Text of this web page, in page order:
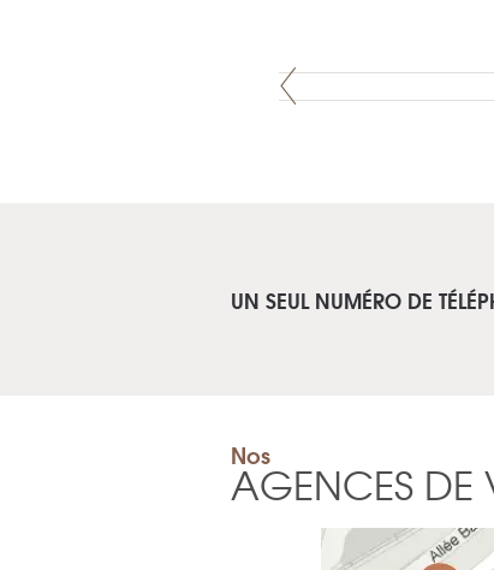
UN SEUL NUMÉRO DE
Nos
AGENCES DE